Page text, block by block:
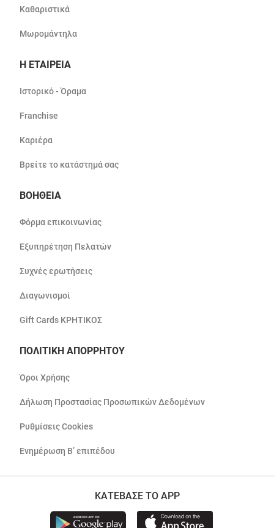
Καθαριστικά
Μωρομάντηλα
Η ΕΤΑΙΡΕΙΑ
Ιστορικό - Όραμα
Franchise
Καριέρα
Βρείτε το κατάστημά σας
ΒΟΗΘΕΙΑ
Φόρμα επικοινωνίας
Εξυπηρέτηση Πελατών
Συχνές ερωτήσεις
Διαγωνισμοί
Gift Cards ΚΡΗΤΙΚΟΣ
ΠΟΛΙΤΙΚΗ ΑΠΟΡΡΗΤΟΥ
Όροι Χρήσης
Δήλωση Προστασίας Προσωπικών Δεδομένων
Ρυθμίσεις Cookies
Ενημέρωση Β’ επιπέδου
ΚΑΤΕΒΑΣΕ ΤΟ APP